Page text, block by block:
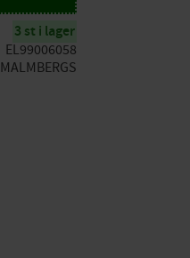
3 st i lager
EL99006058
MALMBERGS